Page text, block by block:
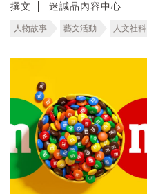
撰文 迷誠品內容中心
人物故事 藝文活動 人文社科